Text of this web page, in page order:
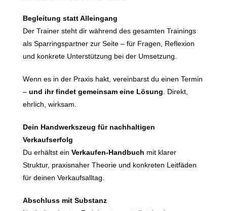
Begleitung statt Alleingang
Der Trainer steht dir während des gesamten Trainings
als Sparringspartner zur Seite – für Fragen, Reflexion
und konkrete Unterstützung bei der Umsetzung.
Wenn es in der Praxis hakt, vereinbarst du einen Termin
– und ihr findet gemeinsam eine Lösung . Direkt,
ehrlich, wirksam.
Dein Handwerkszeug für nachhaltigen
Verkaufserfolg
Du erhältst ein Verkaufen-Handbuch mit klarer
Struktur, praxisnaher Theorie und konkreten Leitfäden
für deinen Verkaufsalltag.
Abschluss mit Substanz